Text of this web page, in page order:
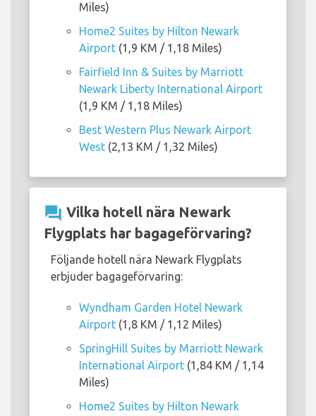
Miles)
Home2 Suites by Hilton Newark
Airport (1,9 KM / 1,18 Miles)
Fairfield Inn & Suites by Marriott
Newark Liberty International Airport
(1,9 KM / 1,18 Miles)
Best Western Plus Newark Airport
West (2,13 KM / 1,32 Miles)
question_answer Vilka hotell nära Newark
Flygplats har bagageförvaring?
Följande hotell nära Newark Flygplats
erbjuder bagageförvaring:
Wyndham Garden Hotel Newark
Airport (1,8 KM / 1,12 Miles)
SpringHill Suites by Marriott Newark
International Airport (1,84 KM / 1,14
Miles)
Home2 Suites by Hilton Newark